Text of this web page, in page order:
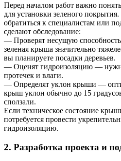
Перед началом работ важно
для установки зеленого покрытия.
обратиться к специалистам или
сделают обследование:
— Проверят несущую
зеленая крыша значительно
вы планируете посадки деревьев.
— Оценят гидроизоляцию —
протечек и влаги.
— Определят уклон крыши —
крыш уклон обычно до 15
сползали.
Если техническое состояние
потребуется провести
гидроизоляцию.
2. Разработка проекта и